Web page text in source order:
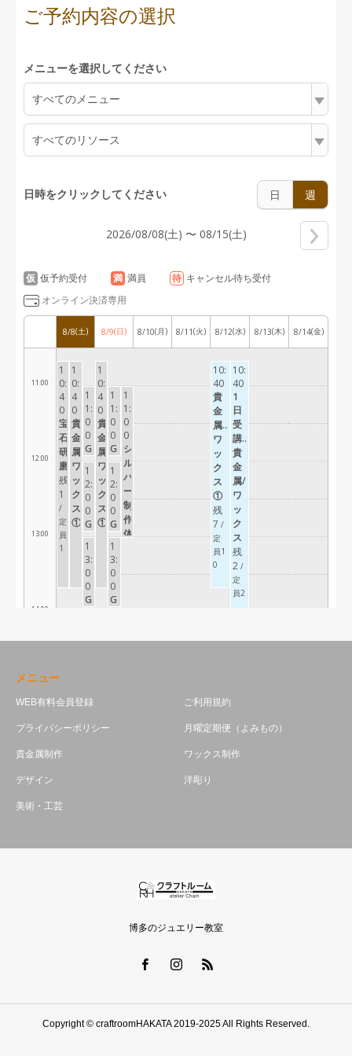
メニュー
WEB有料会員登録 ご利用規約
プライバシーポリシー 月曜定期便（よみもの）
貴金属制作 ワックス制作
デザイン 洋彫り
美術・工芸
博多のジュエリー教室
Copyright © craftroomHAKATA 2019-2025 All Rights Reserved.